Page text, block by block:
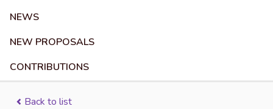
NEWS
NEW PROPOSALS
CONTRIBUTIONS
Back to list